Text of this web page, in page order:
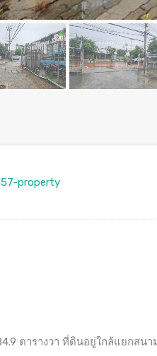
property
ตารางวา ที่ดินอยู่ใกล้แยกส